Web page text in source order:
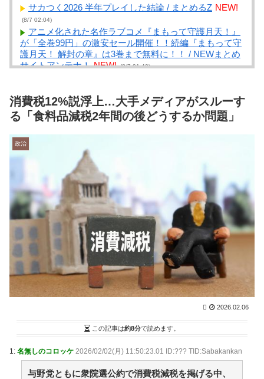
サカつく2026 半年プレイした結論 / まとめるZ NEW!
(8/7 02:04)
アニメ化された名作ラブコメ『まもって守護月天！』
が「全巻99円」の激安セール開催！！続編『まもって守
護月天！ 解封の章』は3巻まで無料に！！ / NEWまとめ
サイトアンテナ！ NEW! (8/7 01:40)
イトアンテナ！ NEW! (8/7 01:39)
【衝撃】ちいかわさん、あまりにもジョジョ過ぎた結
果ｗｗｗｗｗｗ / NEWまとめサイトアンテナ！
NEW!
(8/7 01:39)
壊れた眼鏡 / NEWまとめサイトアンテナ！
税金滞納してたんやがついに給料差し押さえされて笑
えん / NEWまとめサイトアンテナ！
NEW!
「公立に行ったら笑われる」5歳から受験漬け。高校
まで公立の39歳夫が見た妻の「ある豹変」とは【専門家
助言】 / VIP・ネタ・オールジャンル – New World
Antenna
(8/7 01:27)
【画像】本田望結の妹、本田望結より実ってしまう /
2chまとめアンテナ！ NEW! (8/6 21:54)
【朗報】阪神の新外国人D.ガルシアさんOPS.966の
wRC+188wwwwwwwwwwwwwwwwwwwwwwwwwwww
ww / 2chまとめアンテナ！ NEW! (8/6 21:54)
移民を過剰に問題視してる人ら一定数いるけどさ / 2ch
【悲報】韓国サッカー 国際試合で審判買収(性接待)
wwwwwwwwwwwwwwwwwwwwwwwwwwwwwwwwww
wwwwwwwwwwwwwww / 2chまとめアンテナ！ NEW!
(8/6 21:54)
消費税12%説浮上…大手メディアがスルーす
る「食料品減税2年間の後どうするか問題」
政治
2026.02.06
この記事は約8分で読めます。
1: 名無しのコロッケ 2026/02/02(月) 11:50:23.01 ID:??? TID:Sabakankan
与野党ともに衆院選公約で消費税減税を掲げる中、